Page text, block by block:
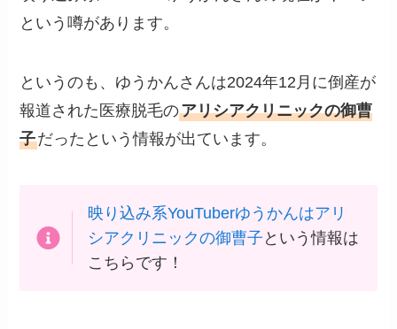
という噂があります。
というのも、ゆうかんさんは2024年12月に倒産が
報道された医療脱毛のアリシアクリニックの御曹
子だったという情報が出ています。
映り込み系YouTuberゆうかんはアリ
シアクリニックの御曹子 という情報は
こちらです！